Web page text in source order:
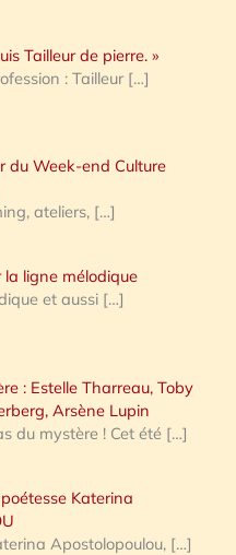
Tailleur de pierre. »
: Tailleur […]
du Week-end Culture
ateliers, […]
la ligne mélodique
et aussi […]
: Estelle Tharreau, Toby
Arsène Lupin
du mystère ! Cet été […]
Katerina
Apostolopoulou, […]